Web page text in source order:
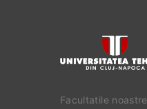
Facultatile noastre